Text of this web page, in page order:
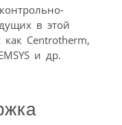
в этой
Centrotherm,
и др.